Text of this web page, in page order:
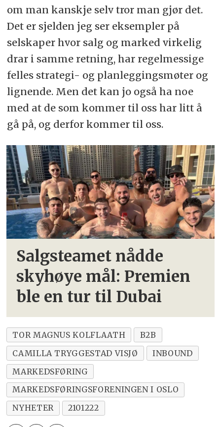
om man kanskje selv tror man gjør det.
Det er sjelden jeg ser eksempler på
selskaper hvor salg og marked virkelig
drar i samme retning, har regelmessige
felles strategi- og planleggingsmøter og
lignende. Men det kan jo også ha noe
med at de som kommer til oss har litt å
gå på, og derfor kommer til oss.
Salgsteamet nådde
skyhøye mål: Premien
ble en tur til Dubai
TOR MAGNUS KOLFLAATH
B2B
CAMILLA TRYGGESTAD VISJØ
INBOUND
MARKEDSFØRING
MARKEDSFØRINGSFORENINGEN I OSLO
NYHETER
2101222